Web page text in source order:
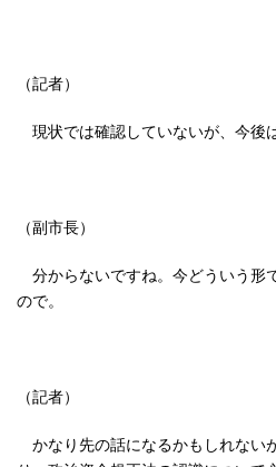
（記者）
現状では確認していないが、今後
（副市長）
分からないですね。今どういう形
ので。
（記者）
かなり先の話になるかもしれない